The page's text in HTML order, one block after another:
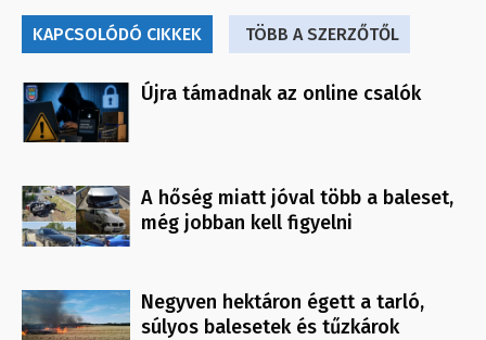
KAPCSOLÓDÓ CIKKEK TÖBB A SZERZŐTŐL
Újra támadnak az online csalók
A hőség miatt jóval több a baleset,
még jobban kell figyelni
Negyven hektáron égett a tarló,
súlyos balesetek és tűzkárok